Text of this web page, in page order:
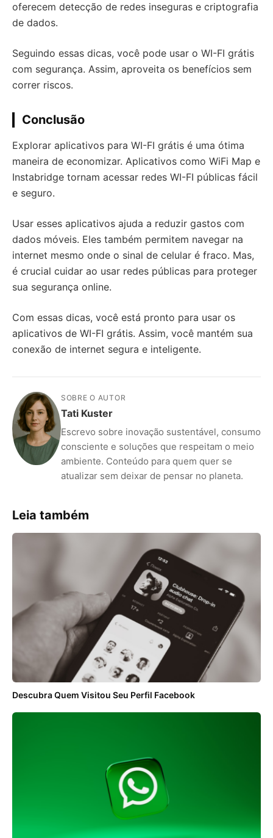
oferecem detecção de redes inseguras e criptografia
de dados.
Seguindo essas dicas, você pode usar o WI-FI grátis
com segurança. Assim, aproveita os benefícios sem
correr riscos.
Conclusão
Explorar aplicativos para WI-FI grátis é uma ótima
maneira de economizar. Aplicativos como WiFi Map e
Instabridge tornam acessar redes WI-FI públicas fácil
e seguro.
Usar esses aplicativos ajuda a reduzir gastos com
dados móveis. Eles também permitem navegar na
internet mesmo onde o sinal de celular é fraco. Mas,
é crucial cuidar ao usar redes públicas para proteger
sua segurança online.
Com essas dicas, você está pronto para usar os
aplicativos de WI-FI grátis. Assim, você mantém sua
conexão de internet segura e inteligente.
SOBRE O AUTOR
Tati Kuster
Escrevo sobre inovação sustentável, consumo
consciente e soluções que respeitam o meio
ambiente. Conteúdo para quem quer se
atualizar sem deixar de pensar no planeta.
Leia também
Descubra Quem Visitou Seu Perfil Facebook